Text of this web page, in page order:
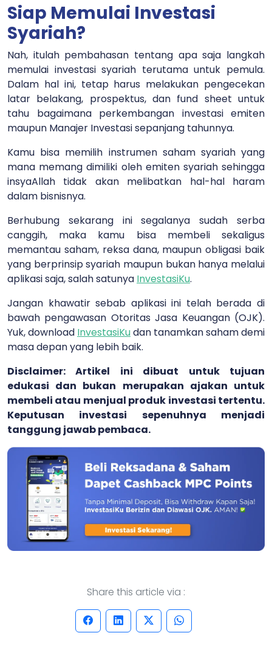
Siap Memulai Investasi
Syariah?
Nah, itulah pembahasan tentang apa saja langkah
memulai investasi syariah terutama untuk pemula.
Dalam hal ini, tetap harus melakukan pengecekan
latar belakang, prospektus, dan fund sheet untuk
tahu bagaimana perkembangan investasi emiten
maupun Manajer Investasi sepanjang tahunnya.
Kamu bisa memilih instrumen saham syariah yang
mana memang dimiliki oleh emiten syariah sehingga
insyaAllah tidak akan melibatkan hal-hal haram
dalam bisnisnya.
Berhubung sekarang ini segalanya sudah serba
canggih, maka kamu bisa membeli sekaligus
memantau saham, reksa dana, maupun obligasi baik
yang berprinsip syariah maupun bukan hanya melalui
aplikasi saja, salah satunya InvestasiKu.
Jangan khawatir sebab aplikasi ini telah berada di
bawah pengawasan Otoritas Jasa Keuangan (OJK).
Yuk, download InvestasiKudan tanamkan saham demi
masa depan yang lebih baik.
Disclaimer: Artikel ini dibuat untuk tujuan
edukasi dan bukan merupakan ajakan untuk
membeli atau menjual produk investasi tertentu.
Keputusan investasi sepenuhnya menjadi
tanggung jawab pembaca.
Share this article via :